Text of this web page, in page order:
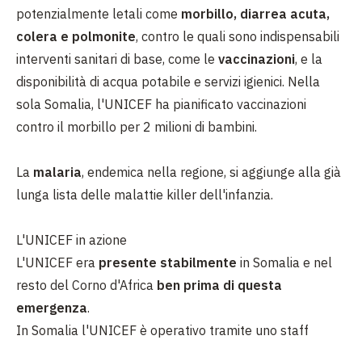
potenzialmente letali come morbillo, diarrea acuta,
colera e polmonite, contro le quali sono indispensabili
interventi sanitari di base, come le vaccinazioni, e la
disponibilità di acqua potabile e servizi igienici. Nella
sola Somalia, l'UNICEF ha pianificato vaccinazioni
contro il morbillo per 2 milioni di bambini.
La malaria, endemica nella regione, si aggiunge alla già
lunga lista delle malattie killer dell'infanzia.
L'UNICEF in azione
L'UNICEF era presente stabilmente in Somalia e nel
resto del Corno d'Africa ben prima di questa
emergenza.
In Somalia l'UNICEF è operativo tramite uno staff